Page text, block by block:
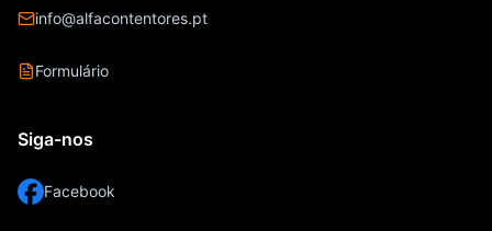
info@alfacontentores.pt
Formulário
Siga-nos
Facebook